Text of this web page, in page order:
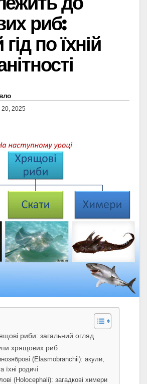
риб:
по їхній
2025
риби: загальний огляд
хрящових риб
(Elasmobranchii): акули,
їхні родичі
(Holocephali): загадкові химери